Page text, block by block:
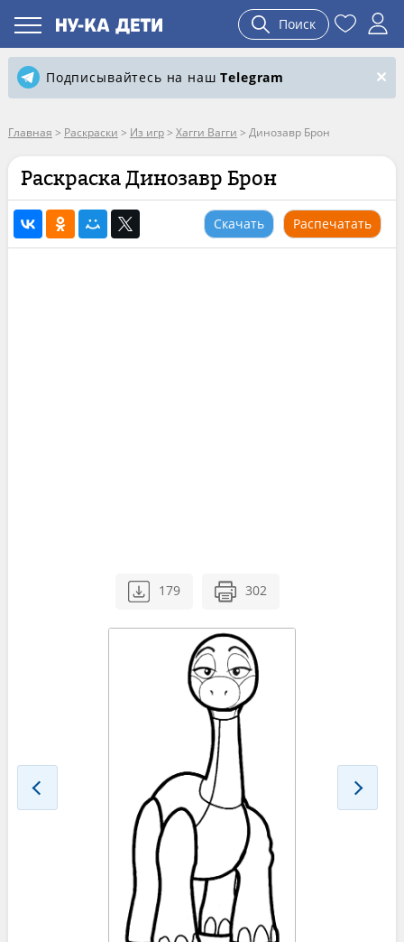
Поиск
Подписывайтесь на нашTelegram
Главная > Раскраски > Из игр> Хагги Вагги > Динозавр Брон
Раскраска Динозавр Брон
Скачать Распечатать
179 302